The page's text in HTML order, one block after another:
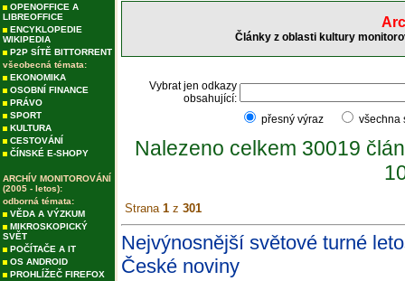
OPENOFFICE A
LIBREOFFICE
ENCYKLOPEDIE
WIKIPEDIA
P2P SÍTĚ BITTORRENT
všeobecná témata:
EKONOMIKA
OSOBNÍ FINANCE
PRÁVO
SPORT
KULTURA
CESTOVÁNÍ
ČÍNSKÉ E-SHOPY
ARCHÍV MONITOROVÁNÍ
(2005 - letos):
odborná témata:
VĚDA A VÝZKUM
MIKROSKOPICKÝ
SVĚT
POČÍTAČE A IT
OS ANDROID
PROHLÍŽEČ FIREFOX
Články z oblasti kultury
Vybrat jen odkazy
obsahující:
přesný výraz
Nalezeno celkem 30019
Strana 1 z 301
Nejvýnosnější světové turné
České noviny